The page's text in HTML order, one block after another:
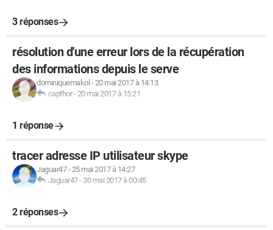
3 réponses
résolution d'une erreur lors de la récupération
des informations depuis le serve
dominiquemakol -20 mai 2017 à 14:13
capthor-20 mai 2017 à 15:21
1 réponse
tracer adresse IP utilisateur skype
Jaguar47-25 mai 2017 à 14:27
Jaguar47- 30 mai 2017 à 00:45
2 réponses